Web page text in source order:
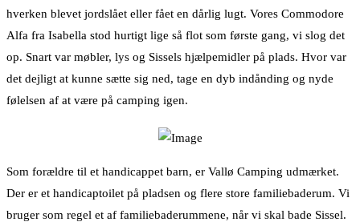
hverken blevet jordslået eller fået en dårlig lugt. Vores Commodore
Alfa fra Isabella stod hurtigt lige så flot som første gang, vi slog det
op. Snart var møbler, lys og Sissels hjælpemidler på plads. Hvor var
det dejligt at kunne sætte sig ned, tage en dyb indånding og nyde
følelsen af at være på camping igen.
Som forældre til et handicappet barn, er Vallø Camping udmærket.
Der er et handicaptoilet på pladsen og flere store familiebaderum. Vi
bruger som regel et af familiebaderummene, når vi skal bade Sissel.